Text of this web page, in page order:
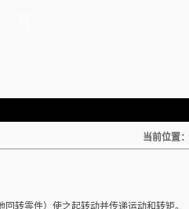
当前位置：
转零件）使之起转动并传递运动和转矩。